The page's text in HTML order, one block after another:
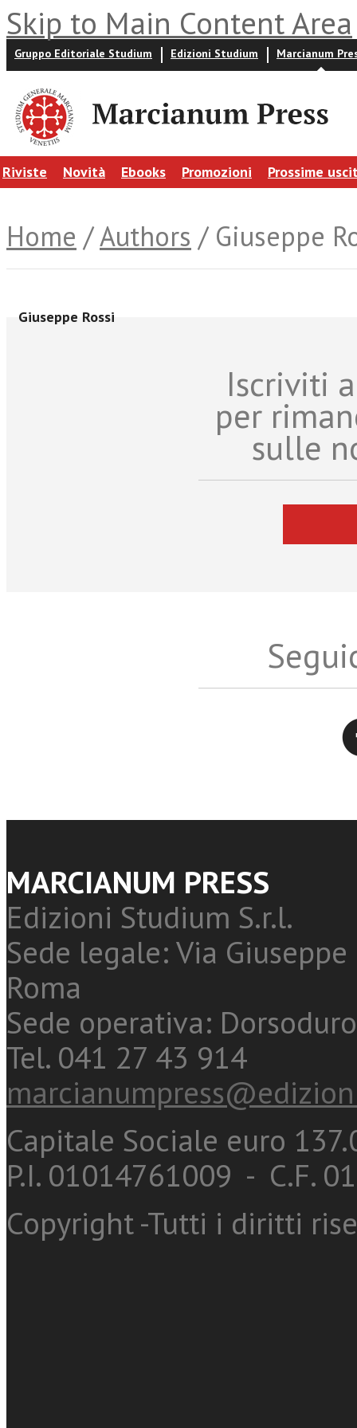
Skip to Main Content Area
Gruppo Editoriale Studium Edizioni Studium Marcianum
Riviste Novità Ebooks Promozioni Prossime
Home /Authors / Giuseppe
Giuseppe Rossi
Iscriviti
per
sulle
MARCIANUM PRESS
Edizioni Studium S.r.l.
Sede legale: Via
Roma
Sede operativa:
Tel. 041 27 43 914
Capitale Sociale euro
P.I. 01014761009 - C.F.
Copyright -Tutti i diritti